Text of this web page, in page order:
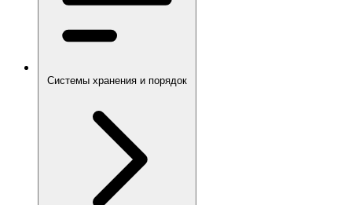
Системы хранения и порядок